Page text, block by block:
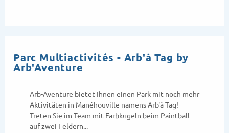
Parc Multiactivités - Arb'à Tag by
Arb'Aventure
Arb-Aventure bietet Ihnen einen Park mit noch mehr
Aktivitäten in Manéhouville namens Arb'à Tag!
Treten Sie im Team mit Farbkugeln beim Paintball
auf zwei Feldern...